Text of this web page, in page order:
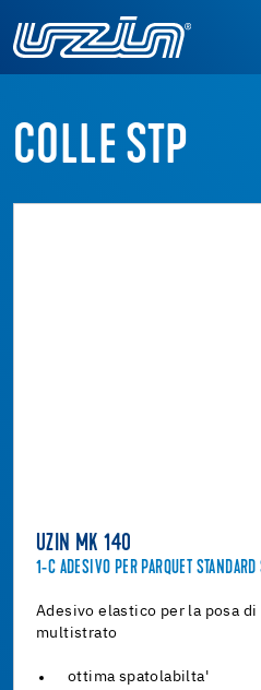
COLLE STP
UZIN MK 140
1-C ADESIVO PER PARQUET STANDARD
Adesivo elastico per la posa
multistrato
ottima spatolabilta'